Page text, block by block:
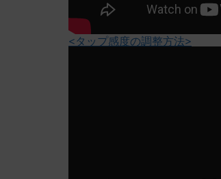
<タップ感度の調整方法>